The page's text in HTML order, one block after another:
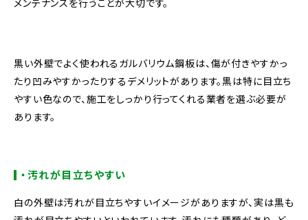
メンテナンスを行うことが大切です。
黒い外壁でよく使われるガルバリウム鋼板は、傷が付きやすかっ
たり凹みやすかったりするデメリットがあります。黒は特に目立ち
やすい色なので、施工をしっかり行ってくれる業者を選ぶ必要が
あります。
・汚れが目立ちやすい
白の外壁は汚れが目立ちやすいイメージがありますが、実は黒も